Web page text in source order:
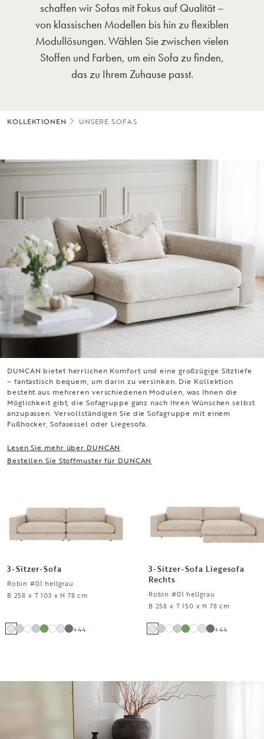
schaffen wir Sofas mit Fokus auf Qualität –
von klassischen Modellen bis hin zu flexiblen
Modullösungen. Wählen Sie zwischen vielen
Stoffen und Farben, um ein Sofa zu finden,
das zu Ihrem Zuhause passt.
KOLLEKTIONEN UNSERE SOFAS
DUNCAN
DUNCAN bietet herrlichen Komfort und eine großzügige Sitztiefe
– fantastisch bequem, um darin zu versinken. Die Kollektion
besteht aus mehreren verschiedenen Modulen, was Ihnen die
Möglichkeit gibt, die Sofagruppe ganz nach Ihren Wünschen selbst
anzupassen. Vervollständigen Sie die Sofagruppe mit einem
Fußhocker, Sofasessel oder Liegesofa.
Lesen Sie mehr über DUNCAN
Bestellen Sie Stoffmuster für DUNCAN
3-Sitzer-Sofa
Robin #01 hellgrau
B 258 x T 103 x H 78 cm
+44
3-Sitzer-Sofa Liegesofa
Rechts
Robin #01 hellgrau
B 258 x T 150 x H 78 cm
+44